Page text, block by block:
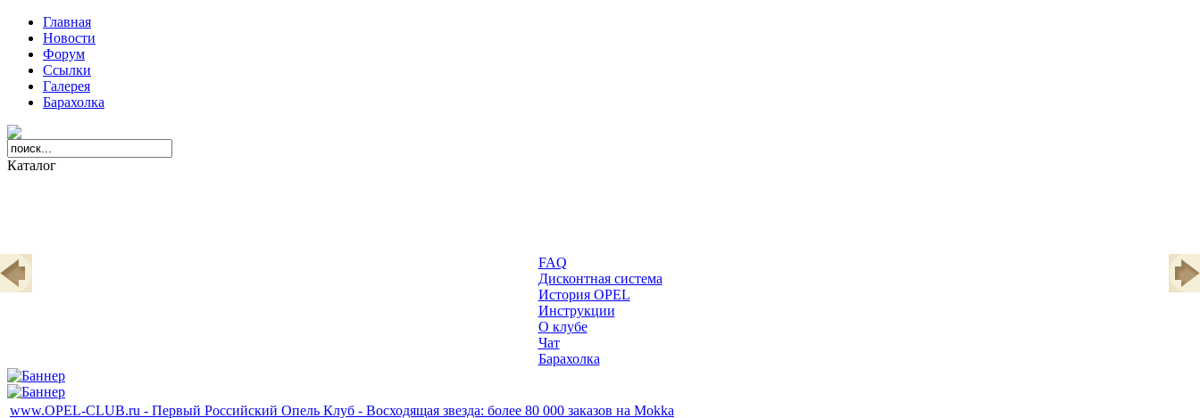
Главная
Новости
Форум
Ссылки
Галерея
Барахолка
Каталог
FAQ
Дисконтная система
История OPEL
Инструкции
О клубе
Чат
Барахолка
www.OPEL-CLUB.ru - Первый Российский Опель Клуб - Восходящая звезда: более 80 000 заказов на Mokka